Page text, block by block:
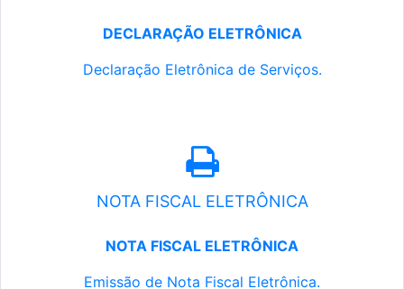
DECLARAÇÃO ELETRÔNICA
Declaração Eletrônica de Serviços.
NOTA FISCAL ELETRÔNICA
NOTA FISCAL ELETRÔNICA
Emissão de Nota Fiscal Eletrônica.